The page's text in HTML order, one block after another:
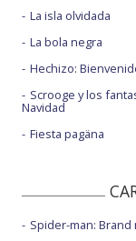
La isla olvidada
La bola negra
Hechizo:
Scrooge y los
Navidad
Fiesta pagäna
Spider-man: Brand